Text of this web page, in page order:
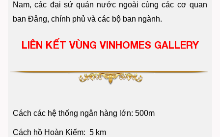
Nam, các đại sứ quán nước ngoài cùng các cơ quan
ban Đảng, chính phủ và các bộ ban ngành.
LIÊN KẾT VÙNG VINHOMES GALLERY
Cách các hệ thống ngân hàng lớn: 500m
Cách hồ Hoàn Kiếm: 5 km